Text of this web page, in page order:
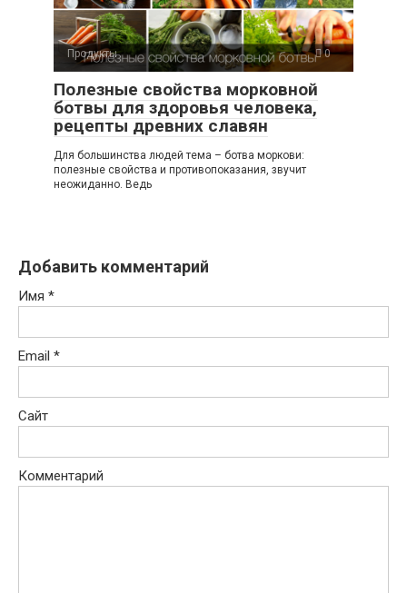
Продукты 0
Полезные свойства морковной
ботвы для здоровья человека,
рецепты древних славян
Для большинства людей тема – ботва моркови:
полезные свойства и противопоказания, звучит
неожиданно. Ведь
Добавить комментарий
Имя *
Email *
Сайт
Комментарий